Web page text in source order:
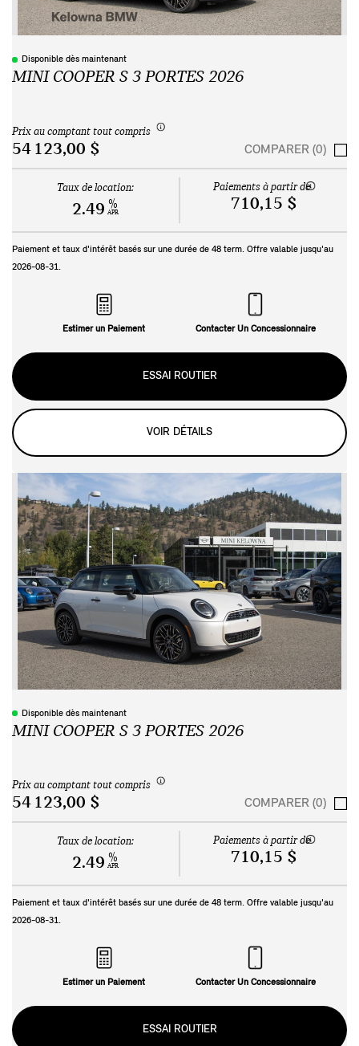
Disponible dès maintenant
MINI COOPER S 3 PORTES 2026
Prix au comptant tout compris
54 123,00 $ COMPARER (0)
Taux de location:
2.49 %
APR
Paiements à partir de
710,15 $
Paiement et taux d'intérêt basés sur une durée de 48 term. Offre valable jusqu'au
2026-08-31.
Estimer un Paiement Contacter Un Concessionnaire
ESSAI ROUTIER
VOIR DÉTAILS
Disponible dès maintenant
MINI COOPER S 3 PORTES 2026
Prix au comptant tout compris
54 123,00 $ COMPARER (0)
Taux de location:
2.49 %
APR
Paiements à partir de
710,15 $
Paiement et taux d'intérêt basés sur une durée de 48 term. Offre valable jusqu'au
2026-08-31.
Estimer un Paiement Contacter Un Concessionnaire
ESSAI ROUTIER